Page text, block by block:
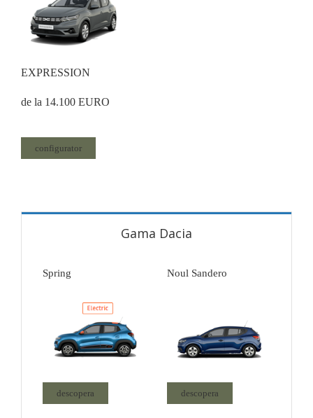
EXPRESSION
de la 14.100 EURO
configurator
Gama Dacia
Spring
descopera
Noul Sandero
descopera